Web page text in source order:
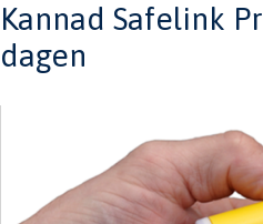
Kannad Safelink
dagen